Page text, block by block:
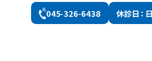
045-326-6438 休診日：